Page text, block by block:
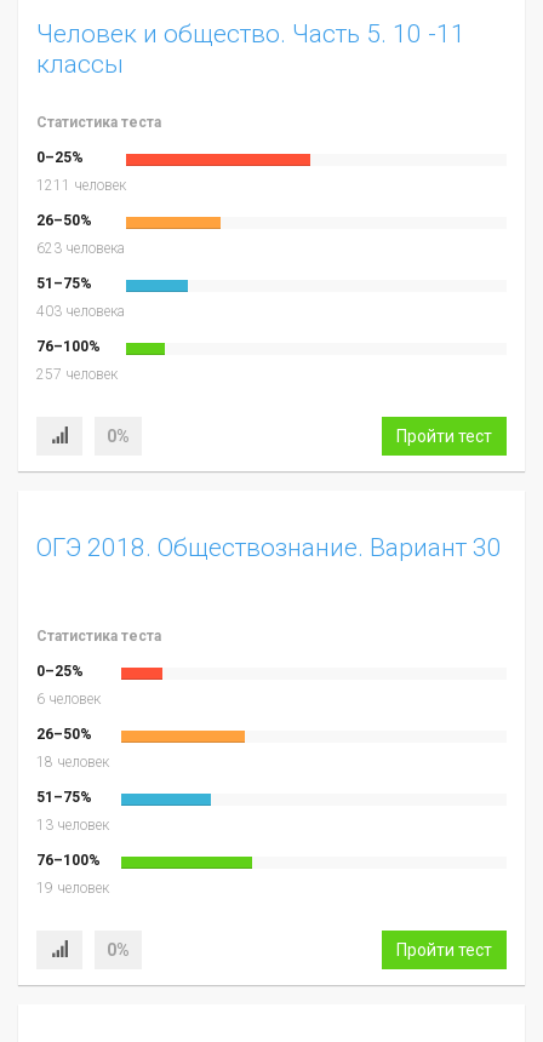
Человек и общество. Часть 5. 10 -11
классы
Статистика теста
0–25%
1211 человек
26–50%
623 человека
51–75%
403 человека
76–100%
257 человек
0% Пройти тест
ОГЭ 2018. Обществознание. Вариант 30
Статистика теста
0–25%
6 человек
26–50%
18 человек
51–75%
13 человек
76–100%
19 человек
0% Пройти тест